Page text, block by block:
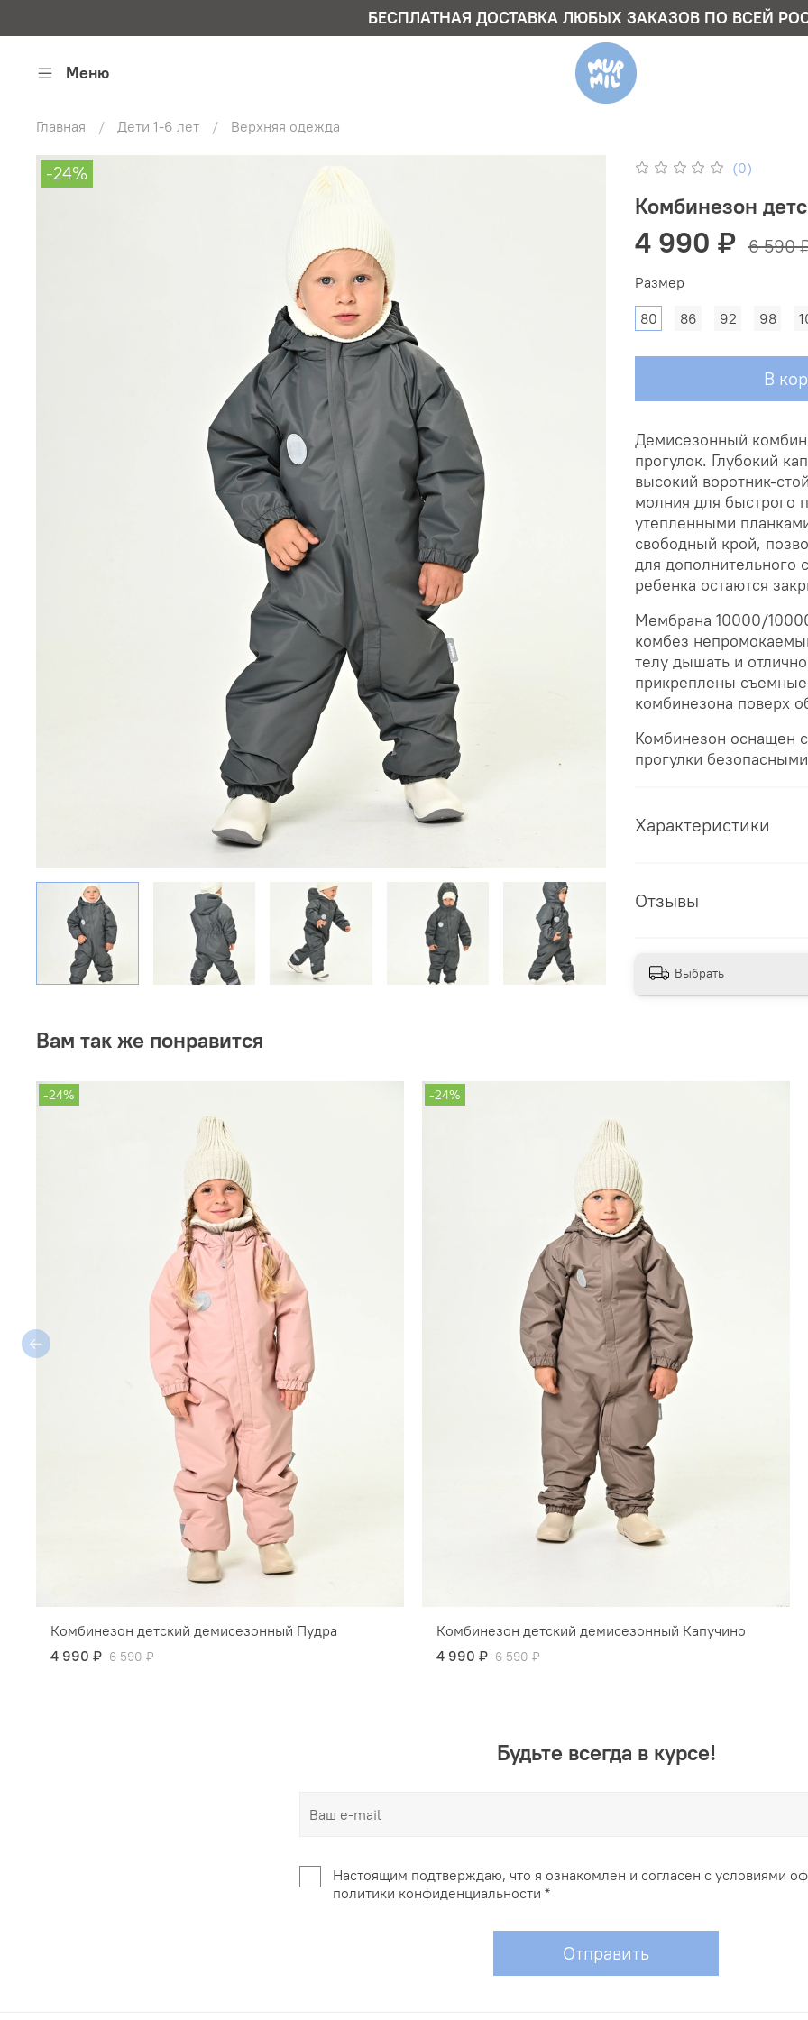
БЕСПЛАТНАЯ ДОСТАВКА ЛЮБЫХ ЗАКАЗОВ ПО ВСЕЙ
Меню
Главная Дети 1-6 лет Верхняя одежда
-24% (0)
Комбинезон
4 990 ₽ 6 590
В
Размер
80
86 92 98
Демисезонный
прогулок. Глубокий
высокий воротник-
молния для быстрого
утепленными
свободный крой,
для дополнительного
ребенка остаются
Мембрана 10000/
комбез
телу дышать и
прикреплены
комбинезона поверх
Комбинезон оснащен
прогулки
Характеристики
Отзывы
Выбрать
Вам так же понравится
-24%
Комбинезон детский демисезонный Пудра
4 990 ₽ 6 590 ₽
-24%
Комбинезон детский демисезонный Капучино
4 990 ₽ 6 590 ₽
Будьте всегда в курсе!
Настоящим подтверждаю, что я ознакомлен и согласен с условиями
политики конфиденциальности *
Отправить